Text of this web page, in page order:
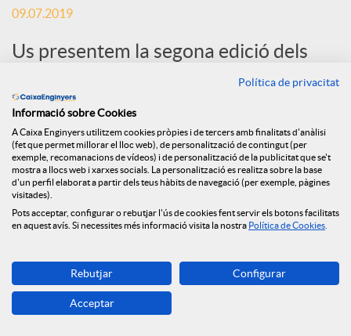
s
o
c
i
a
09.07.2019
Us presentem la segona edició dels
Quaderns de finances i assegurances:
“Guia d'Inversions; Com estalviar i
invertir en els temps de tipus d'interès
molt baixos i negatius”.
Política de privacitat
Informació sobre Cookies
A Caixa Enginyers utilitzem cookies pròpies i de tercers amb finalitats d'anàlisi
(fet que permet millorar el lloc web), de personalització de contingut (per
exemple, recomanacions de vídeos) i de personalització de la publicitat que se't
mostra a llocs web i xarxes socials. La personalització es realitza sobre la base
d'un perfil elaborat a partir dels teus hàbits de navegació (per exemple, pàgines
visitades).
Pots acceptar, configurar o rebutjar l'ús de cookies fent servir els botons facilitats
en aquest avís. Si necessites més informació visita la nostra Política de Cookies
Rebutjar Configurar
Acceptar